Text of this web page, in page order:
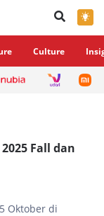
×
Culture
2025 Fall dan
Oktober di